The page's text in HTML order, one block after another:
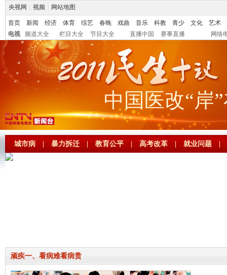
央视网 视频 网站地图
首页 新闻 经济 体育 综艺 春晚 戏曲 音乐 科教 青少 文化
艺术
电视
频道大全 栏目大全 节目大全 直播中国 赛事直播 网络
中国医改“岸
城市病 暴力拆迁 教育公平 高考改革 就业问题
顽疾一、看病难看病贵